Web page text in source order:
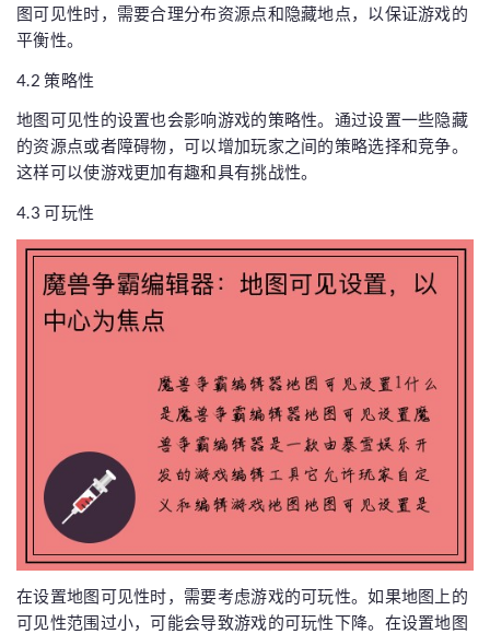
图可见性时，需要合理分布资源点和隐藏地点，以保证游戏的
平衡性。
4.2 策略性
地图可见性的设置也会影响游戏的策略性。通过设置一些隐藏
的资源点或者障碍物，可以增加玩家之间的策略选择和竞争。
这样可以使游戏更加有趣和具有挑战性。
4.3 可玩性
在设置地图可见性时，需要考虑游戏的可玩性。如果地图上的
可见性范围过小，可能会导致游戏的可玩性下降。在设置地图